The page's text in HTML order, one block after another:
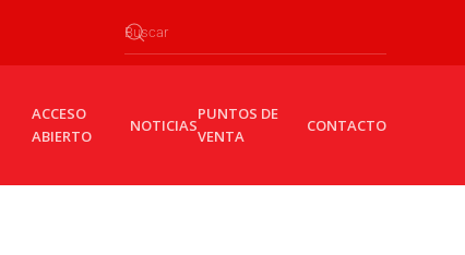
ACCESO
ABIERTO
NOTICIAS
PUNTOS DE
VENTA
CONTACTO